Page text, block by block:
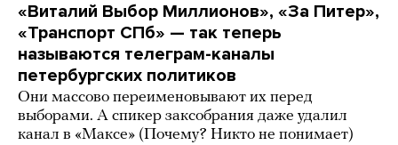
«Виталий Выбор Миллионов», «За Питер»,
«Транспорт СПб» — так теперь
называются телеграм-каналы
петербургских политиков
Они массово переименовывают их перед
выборами. А спикер заксобрания даже удалил
канал в «Максе» (Почему? Никто не понимает)